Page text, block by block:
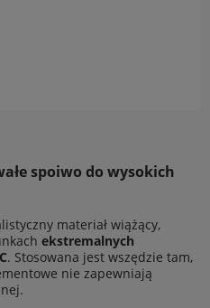
spoiwo do wysokich
materiał wiążący,
ekstremalnych
. Stosowana jest wszędzie tam,
nie zapewniają